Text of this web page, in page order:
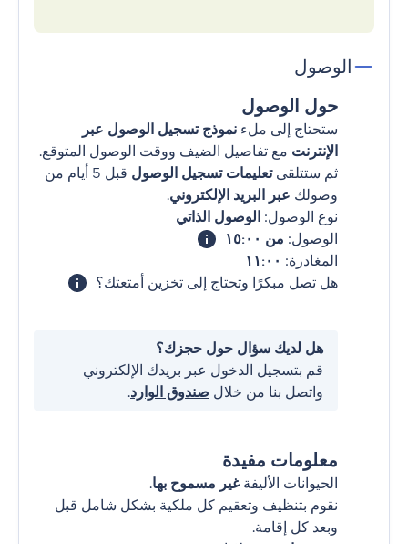
الوصول
حول الوصول
ستحتاج إلى ملء نموذج تسجيل الوصول عبر
الإنترنت مع تفاصيل الضيف ووقت الوصول المتوقع.
ثم ستتلقىتعليمات تسجيل الوصول
قبل 5 أيام من
وصولك عبر البريد الإلكتروني.
نوع الوصول: الوصول الذاتي
الوصول: من ١٥:٠٠
المغادرة: ١١:٠٠
هل تصل مبكرًا وتحتاج إلى تخزين أمتعتك؟
هل لديك سؤال حول حجزك؟
قم بتسجيل الدخول عبر بريدك الإلكتروني
واتصل بنا من خلال صندوق الوارد.
معلومات مفيدة
الحيوانات الأليفةغير مسموح بها.
نقوم بتنظيف وتعقيم كل ملكية بشكل شامل قبل
وبعد كل إقامة.